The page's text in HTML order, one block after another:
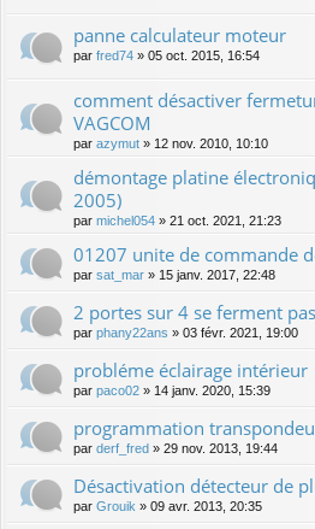
panne calculateur moteur
par fred74 » 05 oct. 2015, 16:54
comment désactiver
VAGCOM
par azymut » 12 nov. 2010, 10:10
démontage platine
2005)
par michel054 » 21 oct. 2021, 21:23
01207 unite de commande
par sat_mar » 15 janv. 2017, 22:48
2 portes sur 4 se ferment
par phany22ans » 03 févr. 2021, 19:00
probléme éclairage intérieur
par paco02 » 14 janv. 2020, 15:39
programmation
par derf_fred » 29 nov. 2013, 19:44
Désactivation détecteur de
par Grouik » 09 avr. 2013, 20:35